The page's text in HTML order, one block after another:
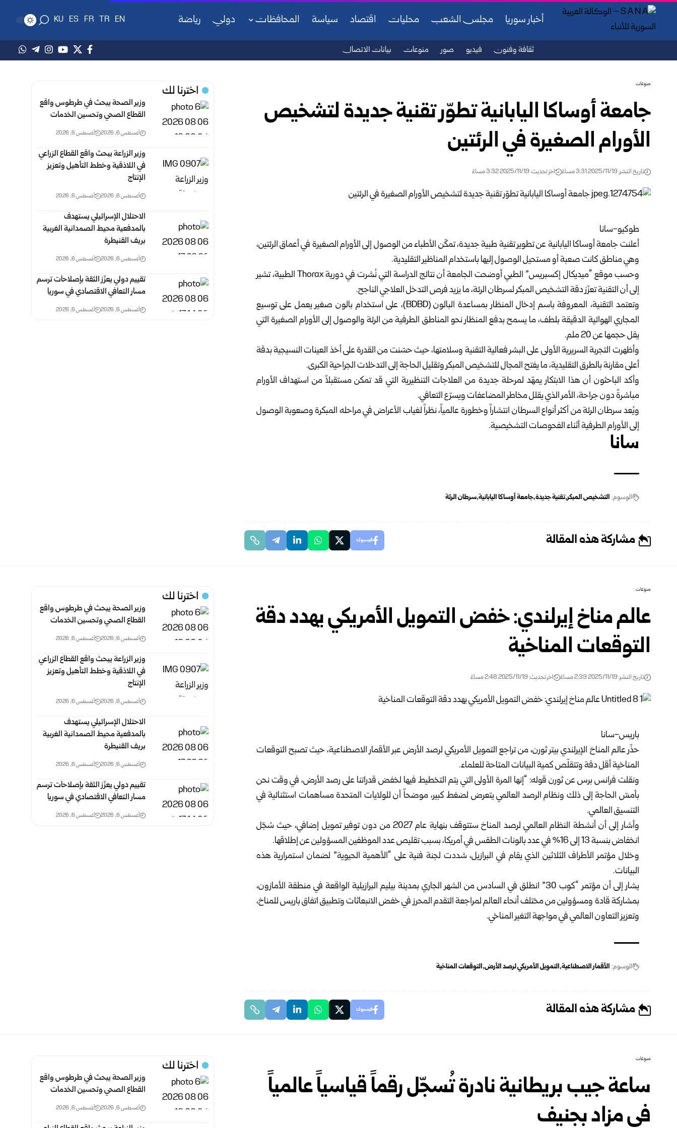
أخبار سوريا مجلس الشعب محليات اقتصاد سياسة المحافظات دولي رياضة EN
TR
FR
ES
KU
ثقافة وفنون فيديو صور منوعات بيانات الاتصال
منوعات
جامعة أوساكا اليابانية تطوّر تقنية جديدة لتشخيص
الأورام الصغيرة في الرئتين
تاريخ النشر: 2025/11/19 3:31 مساءً اخر تحديث: 2025/11/19 3:32 مساءً
طوكيو-سانا
أعلنت جامعة أوساكا اليابانية عن تطوير تقنية طبية جديدة، تمكّن الأطباء من الوصول إلى الأورام الصغيرة في أعماق الرئتين،
وهي مناطق كانت صعبة أو مستحيل الوصول إليها باستخدام المناظير التقليدية.
وحسب موقع “ميديكال إكسبريس” الطبي أوضحت الجامعة أن نتائج الدراسة التي نُشرت في دورية Thorax الطبية، تشير
إلى أن التقنية تعزّز دقة التشخيص المبكر لسرطان الرئة، ما يزيد فرص التدخل العلاجي الناجح.
وتعتمد التقنية، المعروفة باسم إدخال المنظار بمساعدة البالون (BDBD)، على استخدام بالون صغير يعمل على توسيع
المجاري الهوائية الدقيقة بلطف، ما يسمح بدفع المنظار نحو المناطق الطرفية من الرئة والوصول إلى الأورام الصغيرة التي
يقل حجمها عن 20 ملم.
وأظهرت التجربة السريرية الأولى على البشر فعالية التقنية وسلامتها، حيث حسّنت من القدرة على أخذ العينات النسيجية بدقة
أعلى مقارنة بالطرق التقليدية، ما يفتح المجال للتشخيص المبكر وتقليل الحاجة إلى التدخلات الجراحية الكبرى.
وأكد الباحثون أن هذا الابتكار يمهّد لمرحلة جديدة من العلاجات التنظيرية التي قد تمكن مستقبلاً من استهداف الأورام
مباشرةً دون جراحة، الأمر الذي يقلل مخاطر المضاعفات ويسرّع التعافي.
ويُعد سرطان الرئة من أكثر أنواع السرطان انتشاراً وخطورة عالمياً، نظراً لغياب الأعراض في مراحله المبكرة وصعوبة الوصول
إلى الأورام الطرفية أثناء الفحوصات التشخيصية.
سانا
الوسوم: التشخيص المبكر تقنية جديدة جامعة أوساكا اليابانية سرطان الرئة
مشاركة هذه المقالة فيسبوك
اخترنا لك
وزير الصحة يبحث في طرطوس واقع
القطاع الصحي وتحسين الخدمات
أغسطس 6, 2026 أغسطس 6, 2026
وزير الزراعة يبحث واقع القطاع الزراعي
في اللاذقية وخطط التأهيل وتعزيز
الإنتاج
أغسطس 6, 2026 أغسطس 6, 2026
الاحتلال الإسرائيلي يستهدف
بالمدفعية محيط الصمدانية الغربية
بريف القنيطرة
أغسطس 6, 2026 أغسطس 6, 2026
تقييم دولي يعزّز الثقة بإصلاحات ترسم
مسار التعافي الاقتصادي في سوريا
أغسطس 6, 2026 أغسطس 6, 2026
منوعات
عالم مناخ إيرلندي: خفض التمويل الأمريكي يهدد دقة
التوقعات المناخية
تاريخ النشر: 2025/11/19 2:39 مساءً اخر تحديث: 2025/11/19 2:48 مساءً
باريس-سانا
حذّر عالم المناخ الإيرلندي بيتر ثورن، من تراجع التمويل الأمريكي لرصد الأرض عبر الأقمار الاصطناعية، حيث تصبح التوقعات
المناخية أقل دقة وتتقلّص كمية البيانات المتاحة للعلماء.
ونقلت فرانس برس عن ثورن قوله: “إنها المرة الأولى التي يتم التخطيط فيها لخفض قدراتنا على رصد الأرض، في وقت نحن
بأمسّ الحاجة إلى ذلك ونظام الرصد العالمي يتعرض لضغط كبير، موضحاً أن للولايات المتحدة مساهمات استثنائية في
التنسيق العالمي.
وأشار إلى أن أنشطة النظام العالمي لرصد المناخ ستتوقف بنهاية عام 2027 من دون توفير تمويل إضافي، حيث سُجّل
انخفاض بنسبة 13 إلى 16% في عدد بالونات الطقس في أمريكا، بسبب تقليص عدد الموظفين المسؤولين عن إطلاقها.
وخلال مؤتمر الأطراف الثلاثين الذي يقام في البرازيل، شددت لجنة فنية على “الأهمية الحيوية” لضمان استمرارية هذه
البيانات.
يشار إلى أن مؤتمر “كوب 30” انطلق في السادس من الشهر الجاري بمدينة بيليم البرازيلية الواقعة في منطقة الأمازون،
بمشاركة قادة ومسؤولين من مختلف أنحاء العالم لمراجعة التقدم المحرز في خفض الانبعاثات وتطبيق اتفاق باريس للمناخ،
وتعزيز التعاون العالمي في مواجهة التغير المناخي.
الوسوم: الأقمار الاصطناعية التمويل الأمريكي لرصد الأرض التوقعات المناخية
مشاركة هذه المقالة فيسبوك
اخترنا لك
وزير الصحة يبحث في طرطوس واقع
القطاع الصحي وتحسين الخدمات
أغسطس 6, 2026 أغسطس 6, 2026
وزير الزراعة يبحث واقع القطاع الزراعي
في اللاذقية وخطط التأهيل وتعزيز
الإنتاج
أغسطس 6, 2026 أغسطس 6, 2026
الاحتلال الإسرائيلي يستهدف
بالمدفعية محيط الصمدانية الغربية
بريف القنيطرة
أغسطس 6, 2026 أغسطس 6, 2026
تقييم دولي يعزّز الثقة بإصلاحات ترسم
مسار التعافي الاقتصادي في سوريا
أغسطس 6, 2026 أغسطس 6, 2026
منوعات
ساعة جيب بريطانية نادرة تُسجّل رقماً قياسياً عالمياً
في مزاد بجنيف
اخترنا لك
وزير الصحة يبحث في طرطوس واقع
القطاع الصحي وتحسين الخدمات
أغسطس 6, 2026 أغسطس 6, 2026